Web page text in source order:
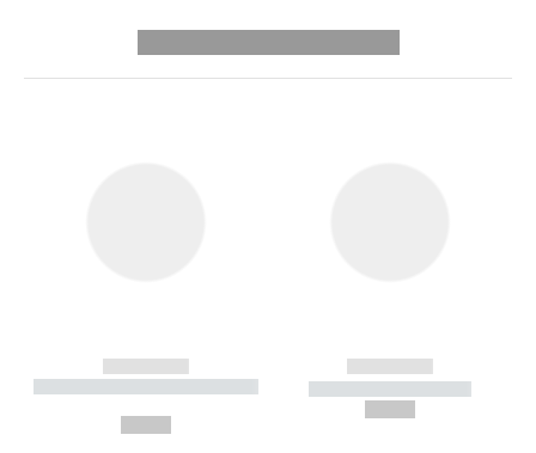
------------
----------- ----------- --------
------------
----------- -----------